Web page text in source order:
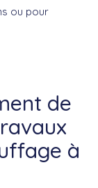
ou pour
de
à